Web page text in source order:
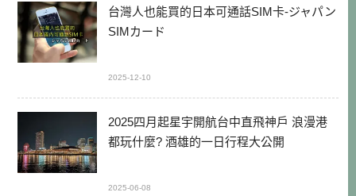
台灣人也能買的日本可通話SIM卡-ジャパン
SIMカード
2025-12-10
2025四月起星宇開航台中直飛神戶 浪漫港
都玩什麼? 酒雄的一日行程大公開
2025-06-08